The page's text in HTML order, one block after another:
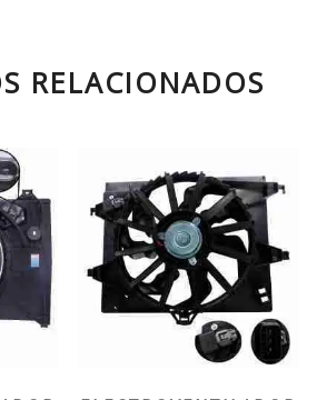
RELACIONADOS